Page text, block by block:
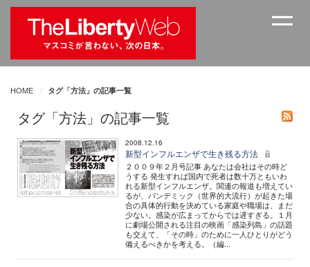
HOME タグ「方法」の記事一覧
タグ「方法」の記事一覧
2008.12.16
新型インフルエンザで生き残る方法
２００９年２月号記事 あなたは会社はその時ど
うする 発生すれば国内で死者は数十万ともいわ
れる新型インフルエンザ。関連の報道も増えてい
るが、パンデミック（世界的大流行）が起きた場
合の具体的行動を決めている家庭や職場は、まだ
少ない。感染が広まってからでは遅すぎる。１月
に劇場公開される注目の映画「感染列島」の話題
も交えて、「その時」のために一人ひとりがどう
備えるべきかを考える。（編...